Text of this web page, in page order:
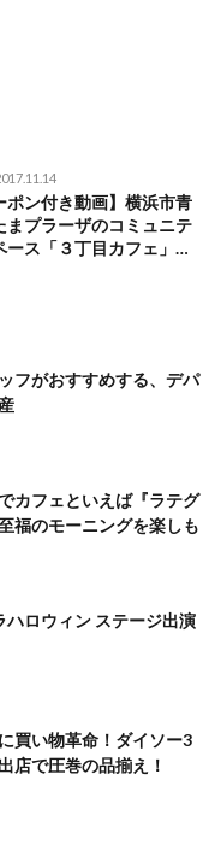
ポン付き動画】横浜市青
まプラーザのコミュニテ
ース「３丁目カフェ」の
フがおすすめする、デパ
カフェといえば『ラテグ
福のモーニングを楽しも
ハロウィン ステージ出演
買い物革命！ダイソー3
店で圧巻の品揃え！